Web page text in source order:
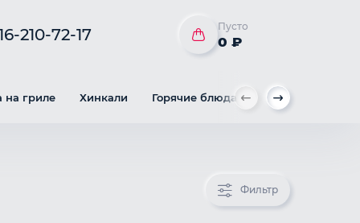
210-72-17 Пусто
0 ₽
на гриле Хинкали Горячие блюда Гарнир
Фильтр